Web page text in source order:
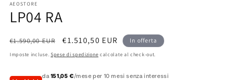
multimediali
1
in
AEOSTORE
LP04 RA
Prezzo
di
€1.590,00 EUR
Prezzo
scontato
€1.510,50 EUR In offerta
Imposte incluse. Spese di spedizione calcolate al check-out.
da 151,05 €/mese per 10 mesi senza interessi